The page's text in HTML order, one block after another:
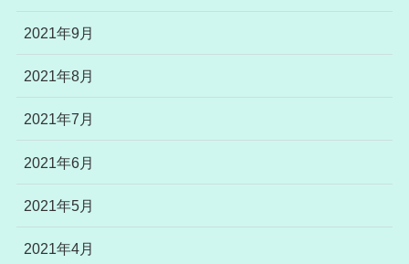
2021年9月
2021年8月
2021年7月
2021年6月
2021年5月
2021年4月